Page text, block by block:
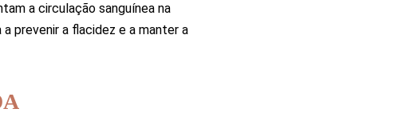
a circulação sanguínea na
prevenir a flacidez e a manter a